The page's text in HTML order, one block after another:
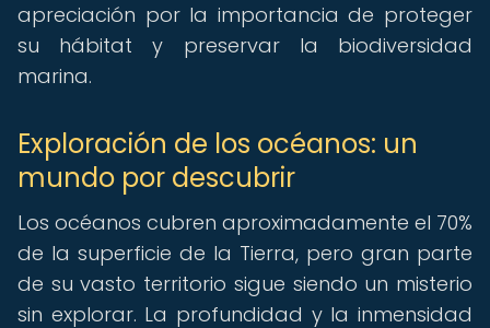
apreciación por la importancia de proteger
su hábitat y preservar la biodiversidad
marina.
Exploración de los océanos: un
mundo por descubrir
Los océanos cubren aproximadamente el 70%
de la superficie de la Tierra, pero gran parte
de su vasto territorio sigue siendo un misterio
sin explorar. La profundidad y la inmensidad